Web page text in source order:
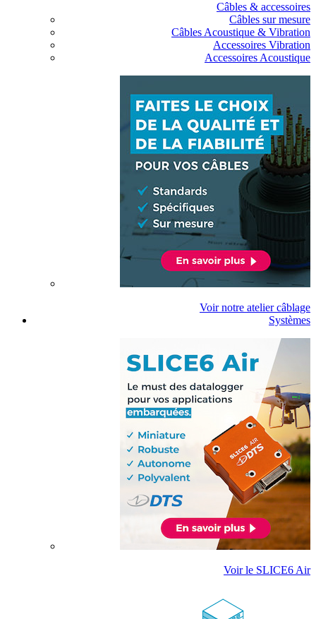
Câbles & accessoires
Câbles sur mesure
Câbles Acoustique & Vibration
Accessoires Vibration
Accessoires Acoustique
Voir notre atelier câblage
Systèmes
Voir le SLICE6 Air